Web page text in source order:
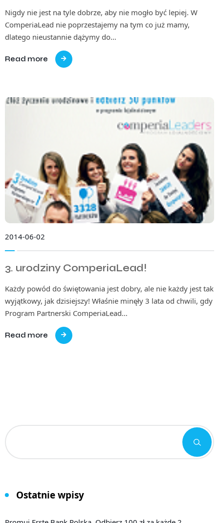
Nigdy nie jest na tyle dobrze, aby nie mogło być lepiej. W
ComperiaLead nie poprzestajemy na tym co już mamy,
dlatego nieustannie dążymy do…
Read more
2014-06-02
3. urodziny ComperiaLead!
Każdy powód do świętowania jest dobry, ale nie każdy jest tak
wyjątkowy, jak dzisiejszy! Właśnie minęły 3 lata od chwili, gdy
Program Partnerski ComperiaLead…
Read more
Ostatnie wpisy